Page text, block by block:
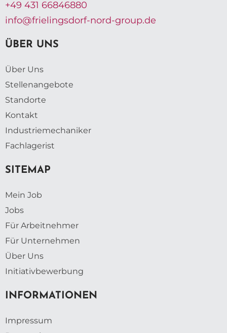
+49 431 66846880
info@frielingsdorf-nord-group.de
ÜBER UNS
Über Uns
Stellenangebote
Standorte
Kontakt
Industriemechaniker
Fachlagerist
SITEMAP
Mein Job
Jobs
Für Arbeitnehmer
Für Unternehmen
Über Uns
Initiativbewerbung
INFORMATIONEN
Impressum